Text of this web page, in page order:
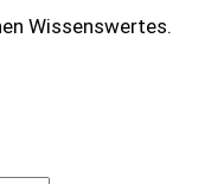
Wissenswertes.